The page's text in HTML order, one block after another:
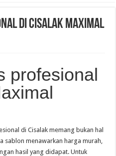
di Cisalak Maximal
profesional
di Cisalak memang bukan hal
sablon menawarkan harga murah,
hasil yang didapat. Untuk